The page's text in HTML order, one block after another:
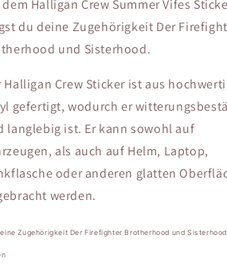
Halligan Crew Summer Vifes
du deine Zugehörigkeit Der
und Sisterhood.
Halligan Crew Sticker ist aus
gefertigt, wodurch er
langlebig ist. Er kann sowohl auf
als auch auf Helm, Laptop,
oder anderen glatten
werden.
Zugehörigkeit Der Firefighter Brotherhood und